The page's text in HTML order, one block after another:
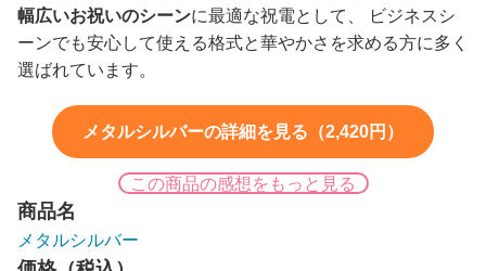
幅広いお祝いのシーンに最適な祝電として、 ビジネスシ
ーンでも安心して使える格式と華やかさを求める方に多く
選ばれています。
メタルシルバーの詳細を見る（2,420円）
この商品の感想をもっと見る
商品名
メタルシルバー